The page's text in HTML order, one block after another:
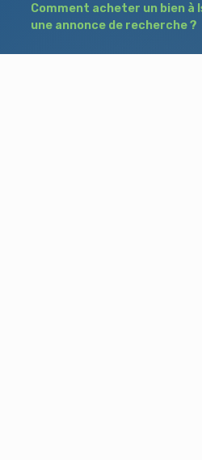
Comment acheter un bien à
une annonce de recherche ?